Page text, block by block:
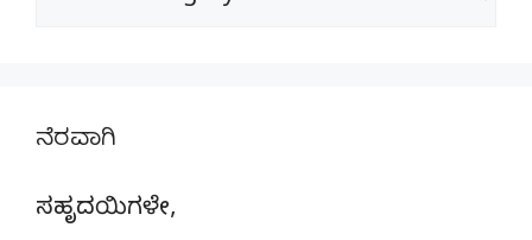
ನೆರವಾಗಿ
ಸಹೃದಯಿಗಳೇ,